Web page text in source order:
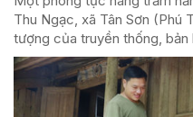
Thu Ngạc, xã Tân Sơn (Phú
tượng của truyền thống, bản